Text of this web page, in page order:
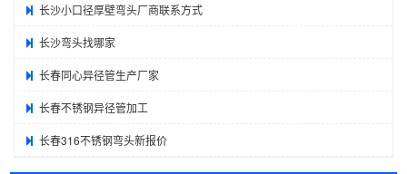
长沙小口径厚壁弯头厂商联系方式
长沙弯头找哪家
长春同心异径管生产厂家
长春不锈钢异径管加工
长春316不锈钢弯头新报价